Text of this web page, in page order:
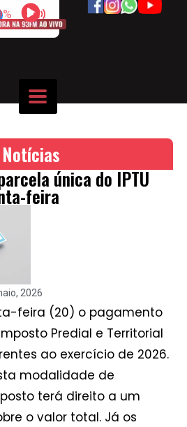
Notícias
única do IPTU
feira
2026
feira (20) o pagamento
Predial e Territorial
ao exercício de 2026.
modalidade de
terá direito a um
o valor total. Já os